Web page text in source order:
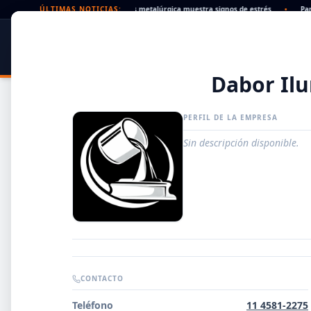
ÚLTIMAS NOTICIAS:
en alza: la cadena de pagos metalúrgica muestra signos de estrés •
DISTRIBUIDORES
Dabor
PERFIL DE LA EMPRESA
Sin descripción disponible.
CONTACTO
Teléfono
11 4581-2275